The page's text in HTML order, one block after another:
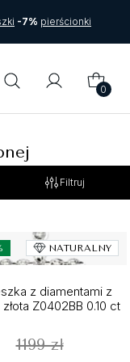
-7% pierścionki
0
Filtruj
NATURALNY
z diamentami z
złota Z0402BB 0.10 ct
1199 zł